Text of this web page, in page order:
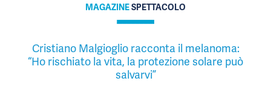
MAGAZINESPETTACOLO
Cristiano Malgioglio racconta il melanoma:
“Ho rischiato la vita, la protezione solare può
salvarvi”